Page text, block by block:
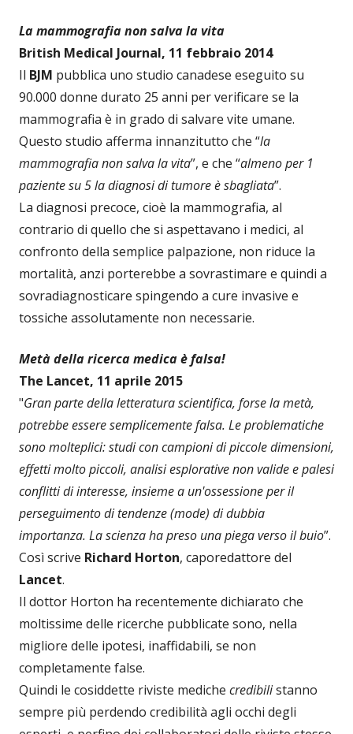
La mammografia non salva la vita
British Medical Journal, 11 febbraio 2014
Il BJM pubblica uno studio canadese eseguito su
90.000 donne durato 25 anni per verificare se la
mammografia è in grado di salvare vite umane.
Questo studio afferma innanzitutto che “la
mammografia non salva la vita”, e che “almeno per 1
paziente su 5 la diagnosi di tumore è sbagliata”.
La diagnosi precoce, cioè la mammografia, al
contrario di quello che si aspettavano i medici, al
confronto della semplice palpazione, non riduce la
mortalità, anzi porterebbe a sovrastimare e quindi a
sovradiagnosticare spingendo a cure invasive e
tossiche assolutamente non necessarie.
Metà della ricerca medica è falsa!
The Lancet, 11 aprile 2015
"Gran parte della letteratura scientifica, forse la metà,
potrebbe essere semplicemente falsa. Le problematiche
sono molteplici: studi con campioni di piccole dimensioni,
effetti molto piccoli, analisi esplorative non valide e palesi
conflitti di interesse, insieme a un'ossessione per il
perseguimento di tendenze (mode) di dubbia
importanza. La scienza ha preso una piega verso il buio”.
Così scrive Richard Horton, caporedattore del
Lancet.
Il dottor Horton ha recentemente dichiarato che
moltissime delle ricerche pubblicate sono, nella
migliore delle ipotesi, inaffidabili, se non
completamente false.
Quindi le cosiddette riviste mediche credibilistanno
sempre più perdendo credibilità agli occhi degli